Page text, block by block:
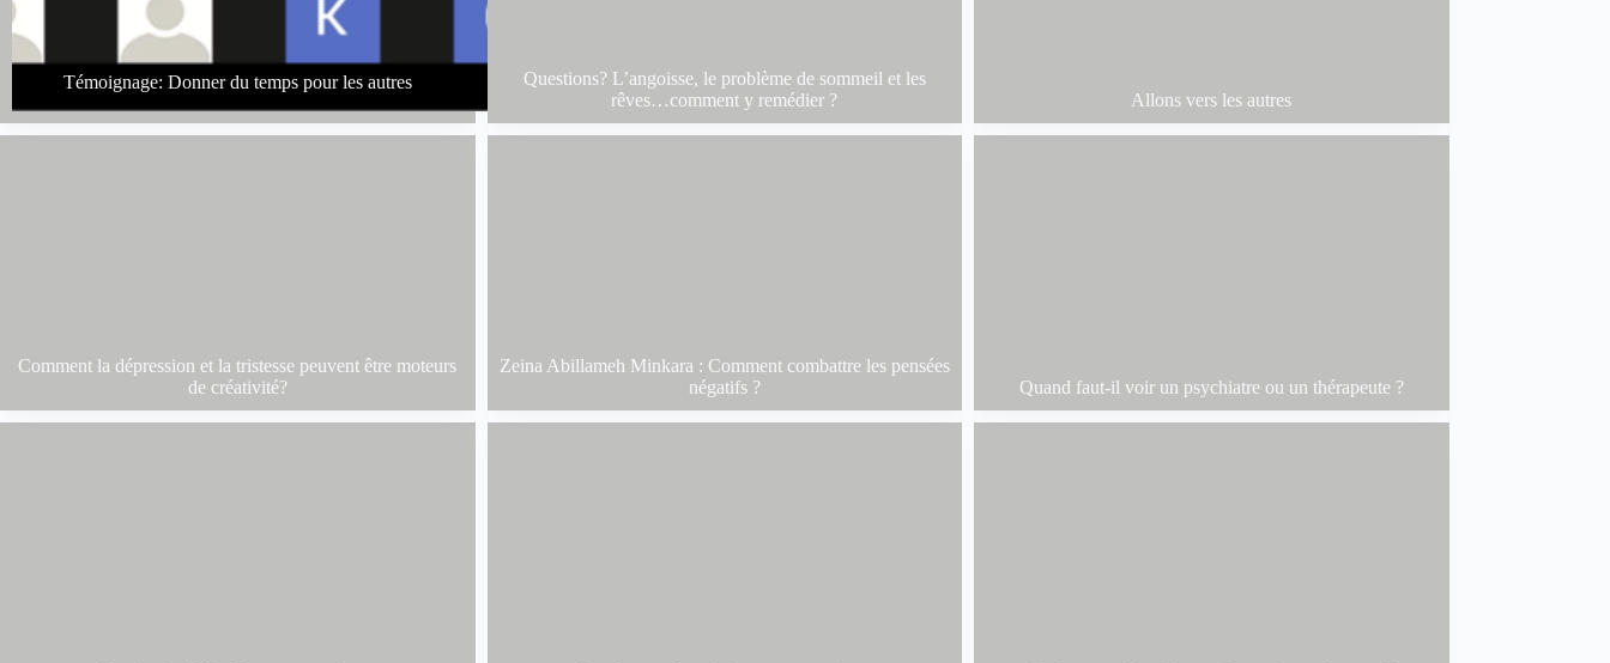
Témoignage: Donner du temps pour les autres
Questions? L’angoisse, le problème de sommeil et les
rêves…comment y remédier ?
Allons vers les autres
Comment la dépression et la tristesse peuvent être moteurs
de créativité?
Zeina Abillameh Minkara : Comment combattre les pensées
négatifs ?
Quand faut-il voir un psychiatre ou un thérapeute ?